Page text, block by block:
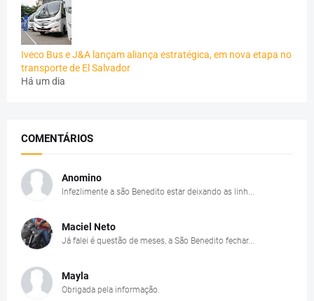
Iveco Bus e J&A lançam aliança estratégica, em nova etapa no
transporte de El Salvador
Há um dia
COMENTÁRIOS
Anomino
Infezlimente a são Benedito estar deixando as linh...
Maciel Neto
Já falei é questão de meses, a São Benedito fechar...
Mayla
Obrigada pela informação.